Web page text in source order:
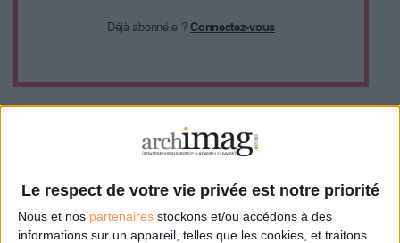
Le respect de votre vie privée est notre priorité
Nous et nos partenaires stockons et/ou accédons à des
informations sur un appareil, telles que les cookies, et traitons
Déjà abonné.e ?Connectez-vous
Archives Patrimoniales
Valorisation D'archives